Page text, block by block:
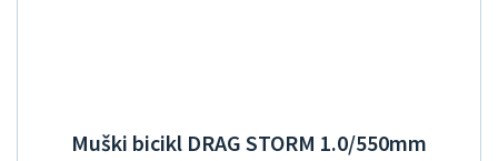
Muški bicikl DRAG STORM 1.0/550mm